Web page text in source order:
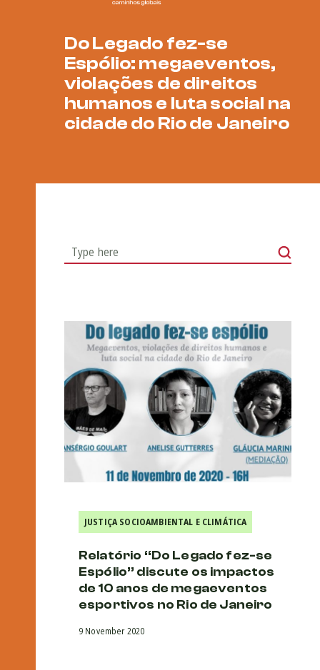
Do Legado fez-se
Espólio: megaeventos,
violações de direitos
humanos e luta social na
cidade do Rio de Janeiro
JUSTIÇA SOCIOAMBIENTAL E CLIMÁTICA
Relatório “Do Legado fez-se
Espólio” discute os impactos
de 10 anos de megaeventos
esportivos no Rio de Janeiro
9 November 2020